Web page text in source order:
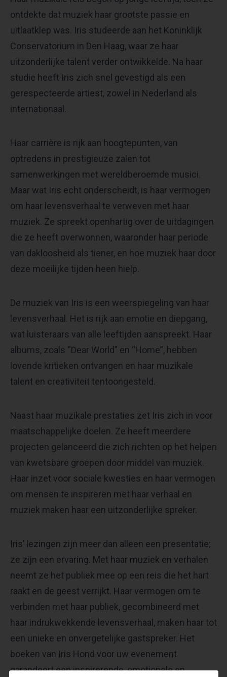
ontdekte dat muziek haar grootste passie en
uitlaatklep was. Iris studeerde aan het Koninklijk
Conservatorium in Den Haag, waar ze haar
uitzonderlijke talent verder ontwikkelde. Na haar
studie heeft Iris zich snel gevestigd als een
gerespecteerde artiest, zowel in Nederland als
internationaal.
Haar carrière is rijk aan hoogtepunten, van
optredens in prestigieuze zalen tot
samenwerkingen met wereldberoemde musici.
Maar wat Iris echt onderscheidt, is haar vermogen
om haar levensverhaal te verweven met haar
muziek. Ze spreekt openhartig over de uitdagingen
die ze heeft overwonnen, waaronder haar periode
van dakloosheid als tiener, en hoe muziek haar door
deze moeilijke tijden heen hielp.
De muziek van Iris is een weerspiegeling van haar
levensverhaal. Het is rijk aan emotie en diepgang,
wat luisteraars van alle leeftijden aanspreekt. Haar
albums, zoals “Dear World” en “Home”, hebben
lovende kritieken ontvangen en haar muzikale
talent en creativiteit tentoongesteld.
Naast haar muzikale prestaties zet Iris zich in voor
maatschappelijke doelen. Ze heeft meerdere
projecten gelanceerd die zich richten op het helpen
van kwetsbare groepen door middel van muziek.
Haar inzet voor sociale kwesties en haar vermogen
om mensen te inspireren met haar verhaal en
muziek maken haar een uitzonderlijke spreker.
Iris’ lezingen zijn meer dan alleen een presentatie;
ze zijn een ervaring. Met haar muziek en verhalen
neemt ze het publiek mee op een reis die het hart
raakt en de geest verrijkt. Haar vermogen om te
verbinden met haar publiek, gecombineerd met
haar indrukwekkende levensverhaal, maken haar tot
een unieke en onvergetelijke gastspreker. Het
boeken van Iris Hond voor uw evenement
garandeert een inspirerende, emotionele en